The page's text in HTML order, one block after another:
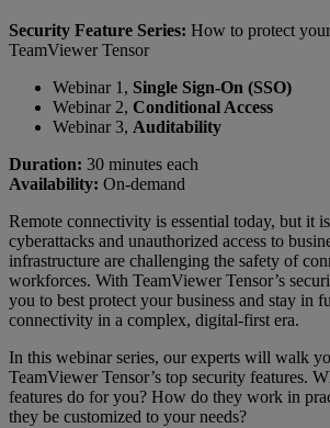
Security Feature Series: How to protect
TeamViewer Tensor
Webinar 1, Single Sign-On (SSO)
Webinar 2, Conditional Access
Webinar 3, Auditability
Duration: 30 minutes each
Availability: On-demand
Remote connectivity is essential today, but it
cyberattacks and unauthorized access to
infrastructure are challenging the safety of
workforces. With TeamViewer Tensor’s
you to best protect your business and stay in
connectivity in a complex, digital-first era.
In this webinar series, our experts will walk
TeamViewer Tensor’s top security features.
features do for you? How do they work in
they be customized to your needs?